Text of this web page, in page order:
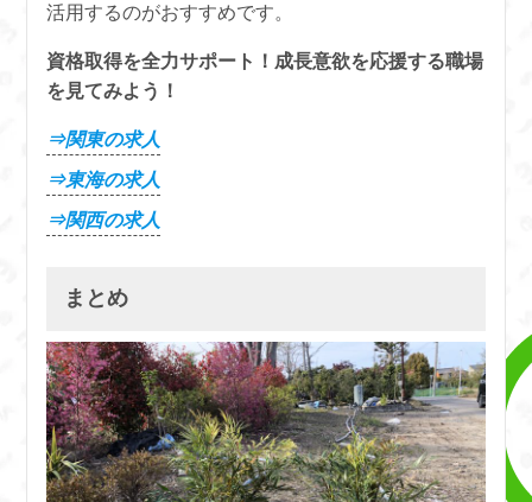
活用するのがおすすめです。
資格取得を全力サポート！成長意欲を応援する職場
を見てみよう！
⇒関東の求人
⇒東海の求人
⇒関西の求人
まとめ